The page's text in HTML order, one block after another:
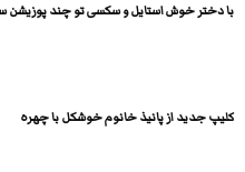
با دختر خوش استایل و سکسی تو چند پوزیشن
کلیپ جدید از پانیذ خانوم خوشکل با چهره